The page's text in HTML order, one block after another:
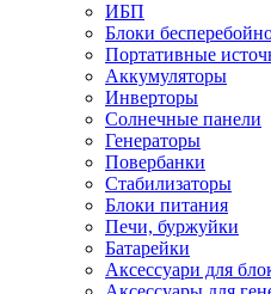
ИБП
Блоки
Портативные
Аккумуляторы
Инверторы
Солнечные панели
Генераторы
Повербанки
Стабилизаторы
Блоки питания
Печи, буржуйки
Батарейки
Аксессуари для